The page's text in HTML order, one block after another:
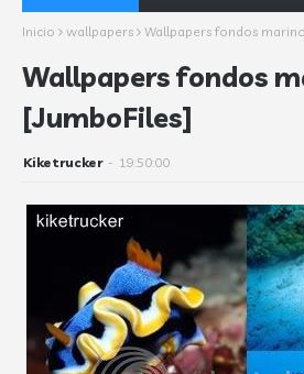
Inicio wallpapers Wallpapers fondos
Wallpapers fondos
[JumboFiles]
Kiketrucker - 19:50:00